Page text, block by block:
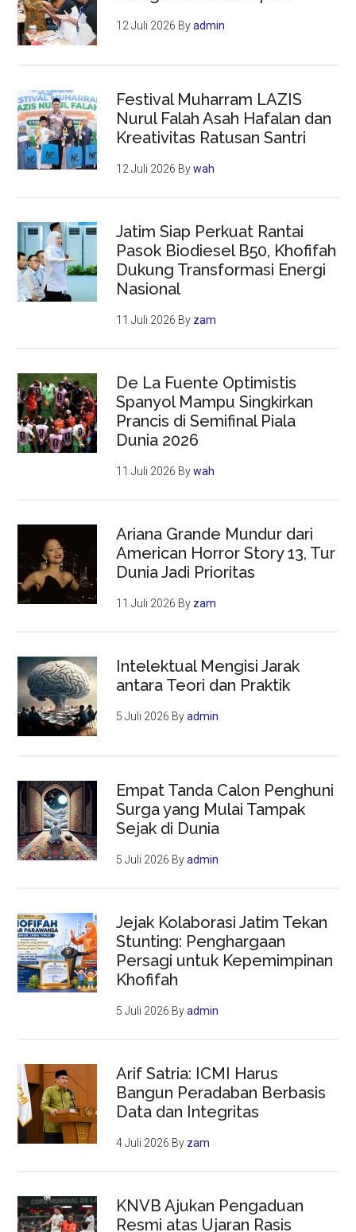
12 Juli 2026 Byadmin
Festival Muharram LAZIS
Nurul Falah Asah Hafalan dan
Kreativitas Ratusan Santri
12 Juli 2026 Bywah
Jatim Siap Perkuat Rantai
Pasok Biodiesel B50, Khofifah
Dukung Transformasi Energi
Nasional
11 Juli 2026 By zam
De La Fuente Optimistis
Spanyol Mampu Singkirkan
Prancis di Semifinal Piala
Dunia 2026
11 Juli 2026 Bywah
Ariana Grande Mundur dari
American Horror Story 13, Tur
Dunia Jadi Prioritas
11 Juli 2026 By zam
Intelektual Mengisi Jarak
antara Teori dan Praktik
5 Juli 2026 Byadmin
Empat Tanda Calon Penghuni
Surga yang Mulai Tampak
Sejak di Dunia
5 Juli 2026 Byadmin
Jejak Kolaborasi Jatim Tekan
Stunting: Penghargaan
Persagi untuk Kepemimpinan
Khofifah
5 Juli 2026 Byadmin
Arif Satria: ICMI Harus
Bangun Peradaban Berbasis
Data dan Integritas
4 Juli 2026 By zam
KNVB Ajukan Pengaduan
Resmi atas Ujaran Rasis